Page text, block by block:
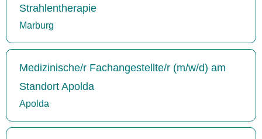
Strahlentherapie
Marburg
Medizinische/r Fachangestellte/r (m/w/d) am
Standort Apolda
Apolda